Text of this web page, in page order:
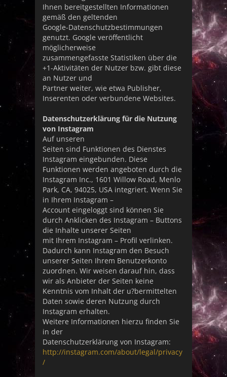
Ihnen bereitgestellten Informationen
gemäß den geltenden
Google-Datenschutzbestimmungen
genutzt. Google veröffentlicht
möglicherweise
zusammengefasste Statistiken über die
+1-Aktivitäten der Nutzer bzw. gibt diese
an Nutzer und
Partner weiter, wie etwa Publisher,
Inserenten oder verbundene Websites.
Datenschutzerklärung für die Nutzung
von Instagram
Auf unseren
Seiten sind Funktionen des Dienstes
Instagram eingebunden. Diese
Funktionen werden angeboten durch die
Instagram Inc., 1601 Willow Road, Menlo
Park, CA, 94025, USA integriert. Wenn Sie
in Ihrem Instagram –
Account eingeloggt sind können Sie
durch Anklicken des Instagram – Buttons
die Inhalte unserer Seiten
mit Ihrem Instagram – Profil verlinken.
Dadurch kann Instagram den Besuch
unserer Seiten Ihrem Benutzerkonto
zuordnen. Wir weisen darauf hin, dass
wir als Anbieter der Seiten keine
Kenntnis vom Inhalt der u?bermittelten
Daten sowie deren Nutzung durch
Instagram erhalten.
Weitere Informationen hierzu finden Sie
in der
Datenschutzerklärung von Instagram:
http://instagram.com/about/legal/privacy
/